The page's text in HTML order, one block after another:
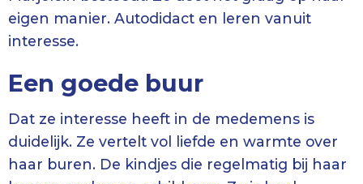
eigen manier. Autodidact en leren vanuit
interesse.
Een goede buur
Dat ze interesse heeft in de medemens is
duidelijk. Ze vertelt vol liefde en warmte over
haar buren. De kindjes die regelmatig bij haar